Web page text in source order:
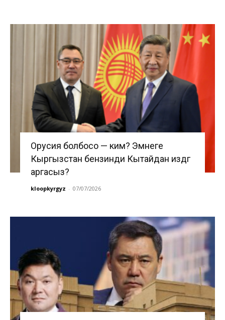
Орусия болбосо — ким? Эмнеге
Кыргызстан бензинди Кытайдан издөөгө
аргасыз?
kloopkyrgyz - 07/07/2026